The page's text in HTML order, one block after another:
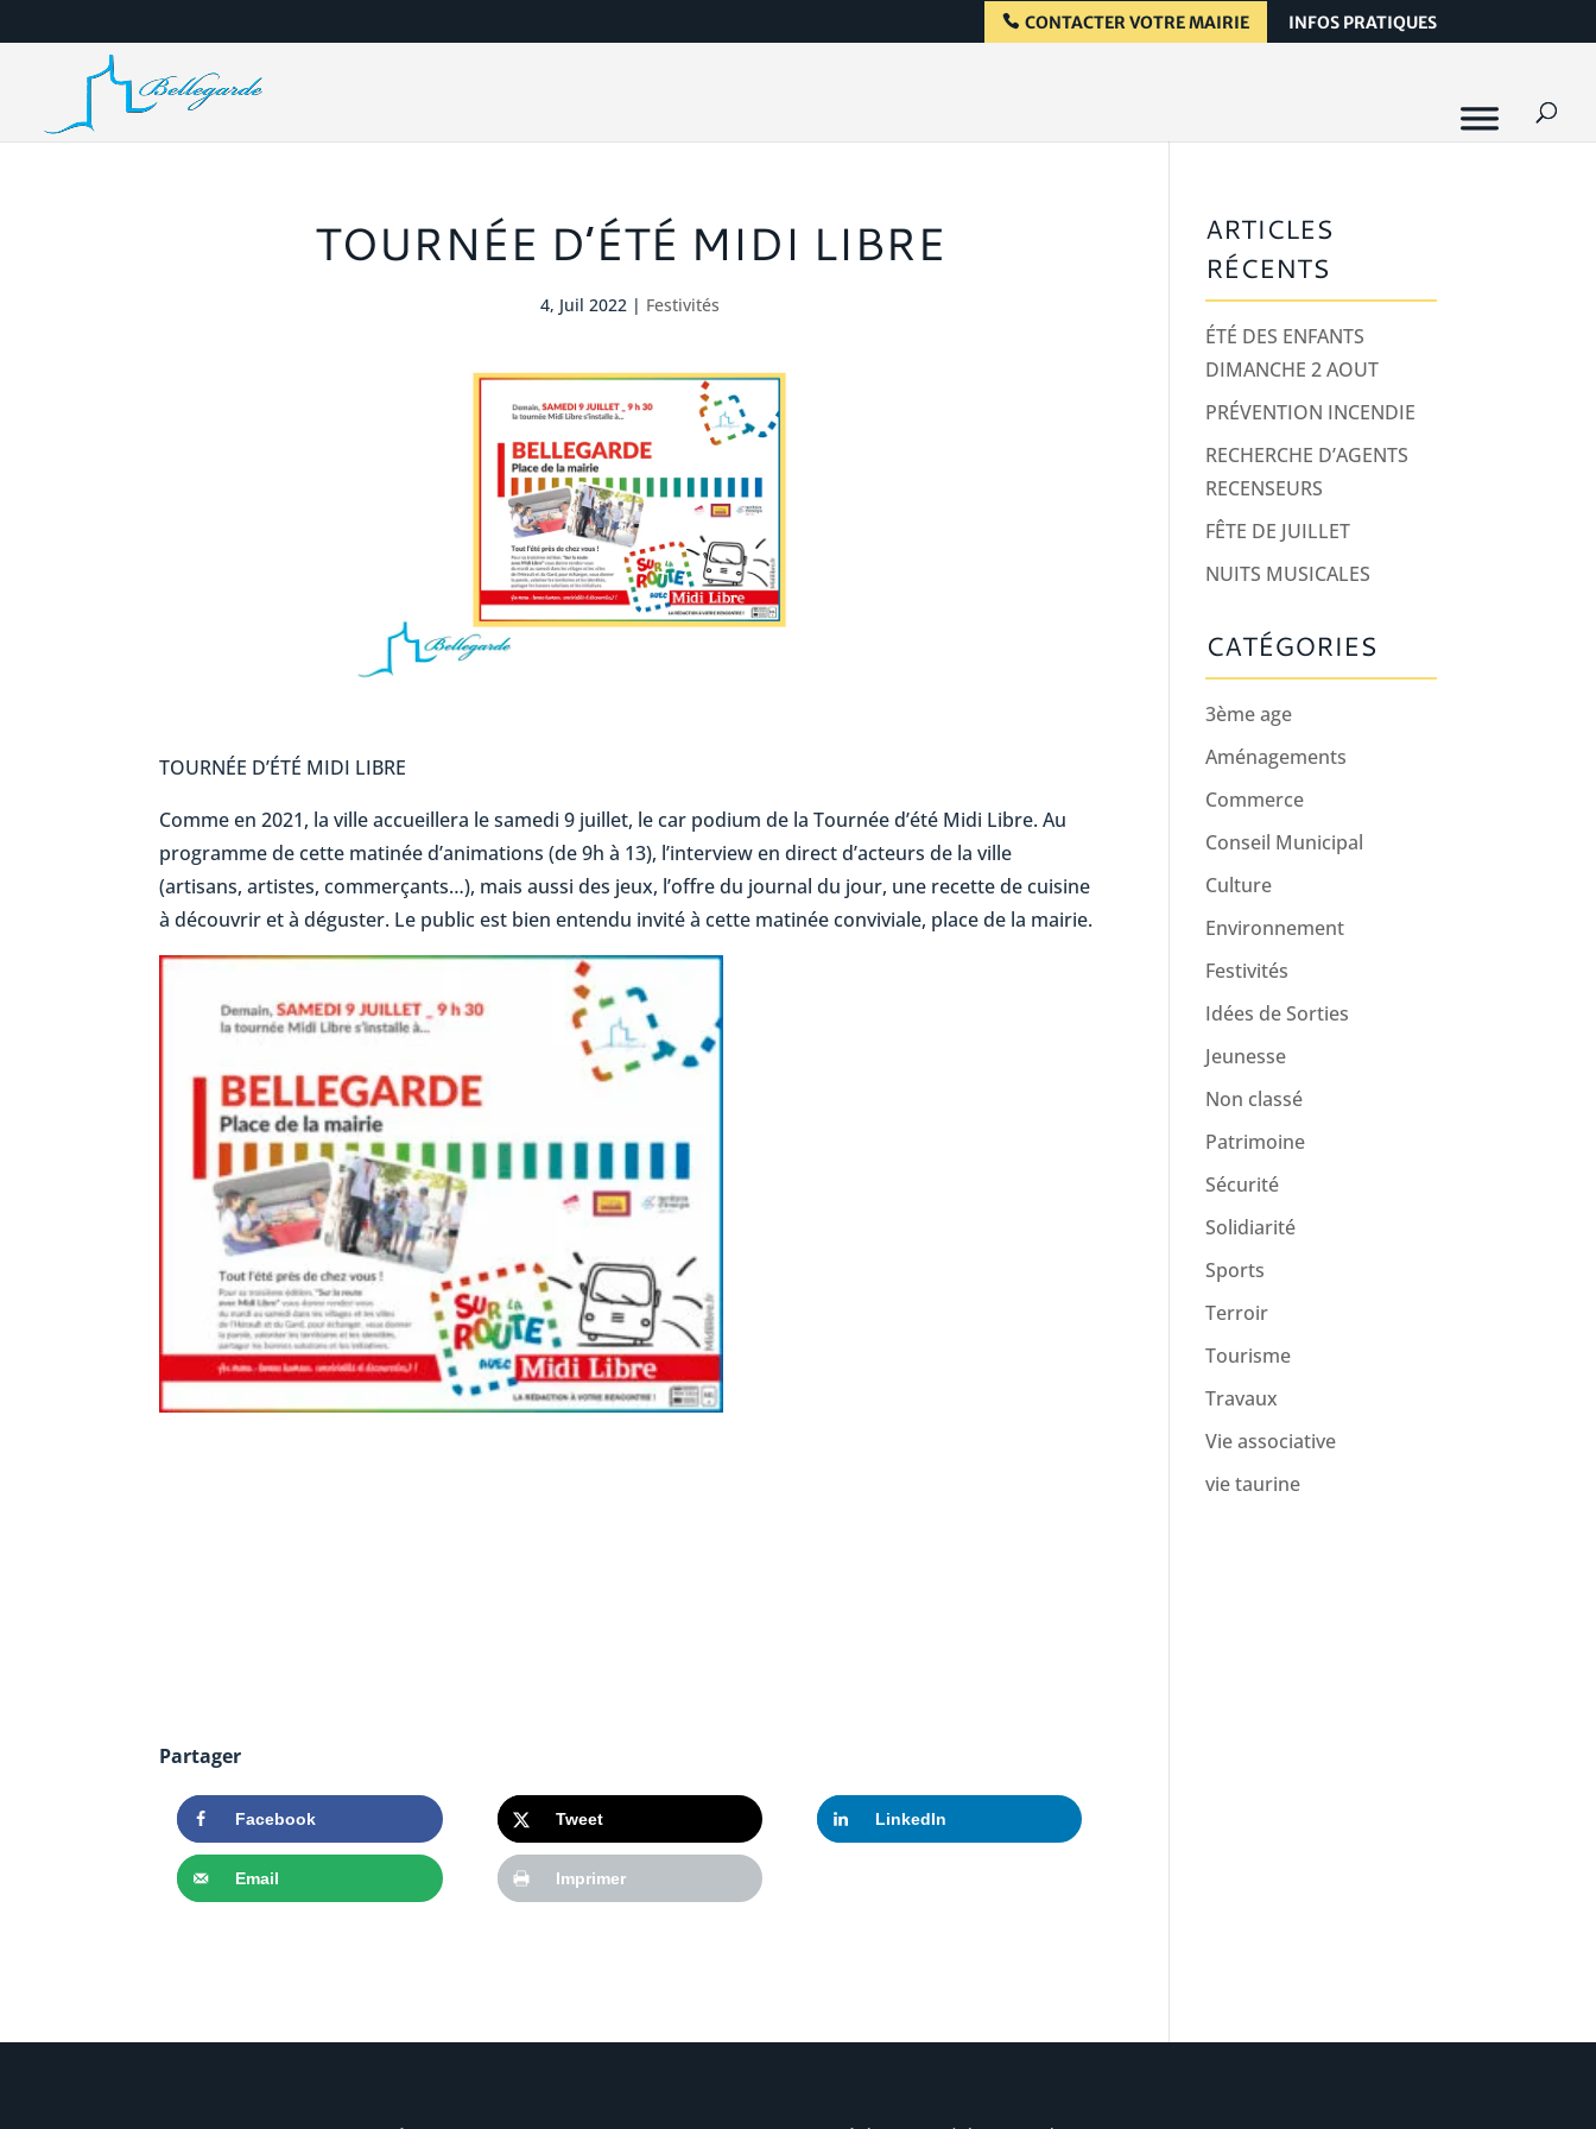
CONTACTER VOTRE MAIRIE INFOS PRATIQUES
TOURNÉE D’ÉTÉ MIDI LIBRE
4, Juil 2022| Festivités
TOURNÉE D’ÉTÉ MIDI LIBRE
Comme en 2021, la ville accueillera le samedi 9 juillet, le car podium de la Tournée d’été Midi Libre. Au
programme de cette matinée d’animations (de 9h à 13), l’interview en direct d’acteurs de la ville
(artisans, artistes, commerçants…), mais aussi des jeux, l’offre du journal du jour, une recette de cuisine
à découvrir et à déguster. Le public est bien entendu invité à cette matinée conviviale, place de la mairie.
Partager
Facebook Tweet LinkedIn
Email Imprimer
ARTICLES
RÉCENTS
ÉTÉ DES ENFANTS
DIMANCHE 2 AOUT
PRÉVENTION INCENDIE
RECHERCHE D’AGENTS
RECENSEURS
FÊTE DE JUILLET
NUITS MUSICALES
CATÉGORIES
3ème age
Aménagements
Commerce
Conseil Municipal
Culture
Environnement
Festivités
Idées de Sorties
Jeunesse
Non classé
Patrimoine
Sécurité
Solidiarité
Sports
Terroir
Tourisme
Travaux
Vie associative
vie taurine